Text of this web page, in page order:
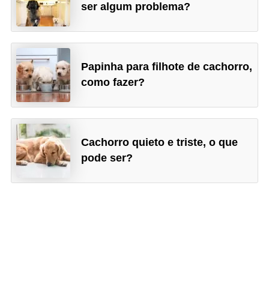
ser algum problema?
Papinha para filhote de cachorro,
como fazer?
Cachorro quieto e triste, o que
pode ser?